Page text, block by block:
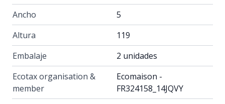
Ancho
5
Altura
119
Embalaje
2 unidades
Ecotax organisation &
member
Ecomaison -
FR324158_14JQVY